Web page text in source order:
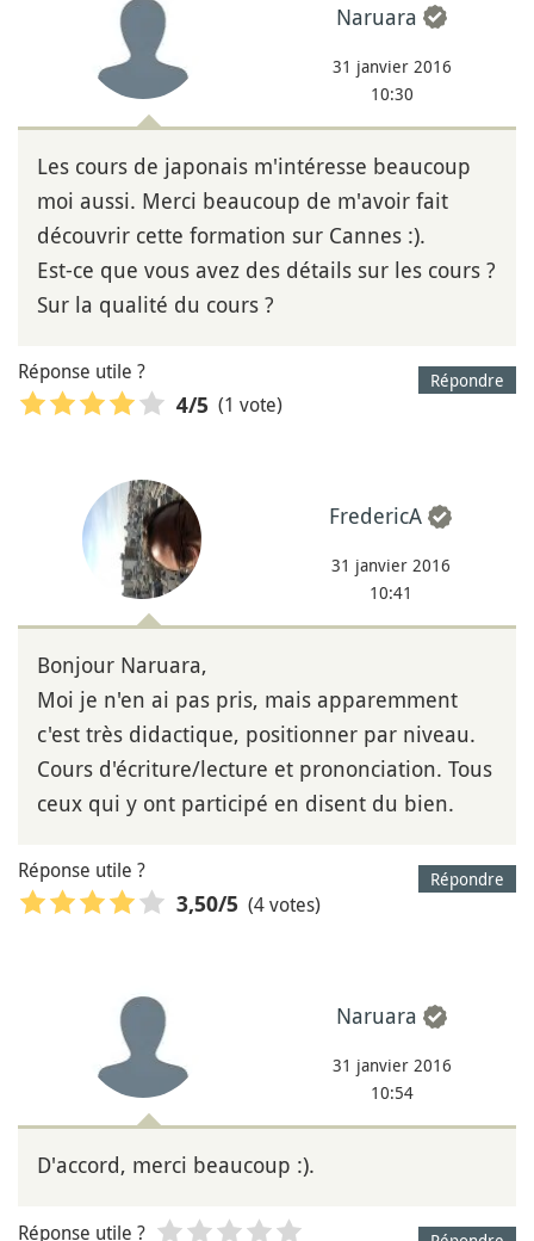
Naruara
31 janvier 2016
10:30
Les cours de japonais m'intéresse beaucoup
moi aussi. Merci beaucoup de m'avoir fait
découvrir cette formation sur Cannes :).
Est-ce que vous avez des détails sur les cours ?
Sur la qualité du cours ?
Répondre
Réponse utile ?
4/5 (1 vote)
FredericA
31 janvier 2016
10:41
Bonjour Naruara,
Moi je n'en ai pas pris, mais apparemment
c'est très didactique, positionner par niveau.
Cours d'écriture/lecture et prononciation. Tous
ceux qui y ont participé en disent du bien.
Répondre
Réponse utile ?
3,50/5 (4 votes)
Naruara
31 janvier 2016
10:54
D'accord, merci beaucoup :).
Réponse utile ?